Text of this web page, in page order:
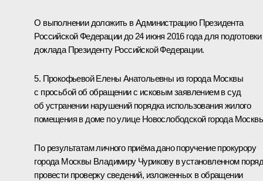
О выполнении доложить в Администрацию Президента
Российской Федерации до 24 июня 2016 года для подготовки
доклада Президенту Российской Федерации.
5. Прокофьевой Елены Анатольевны из города Москвы
с просьбой об обращении с исковым заявлением в суд
об устранении нарушений порядка использования жилого
помещения в доме по улице Новослободской города
По результатам личного приёма дано поручение прокурору
города Москвы Владимиру Чурикову в установленном
провести проверку сведений, изложенных в обращении